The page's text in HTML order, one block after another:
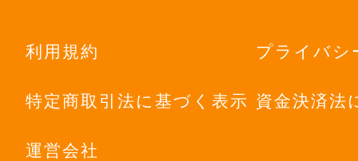
利用規約 プライバシ
特定商取引法に基づく表示 資金決済法
運営会社